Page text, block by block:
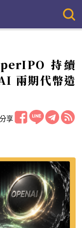
持續
兩期代幣造
分享